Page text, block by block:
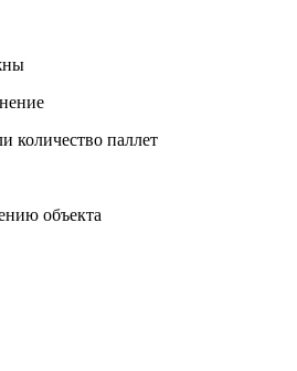
количество паллет
объекта